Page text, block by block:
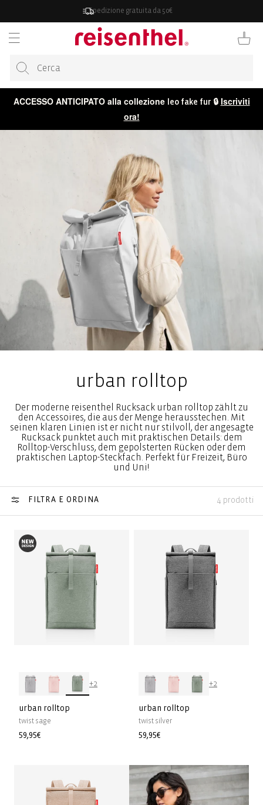
Spedizione gratuita da 50€
Carrello
ACCESSO ANTICIPATO alla collezione leo fake fur🔒 Iscriviti
ora!
urban rolltop
Der moderne reisenthel Rucksack urban rolltop zählt zu
den Accessoires, die aus der Menge herausstechen. Mit
seinen klaren Linien ist er nicht nur stilvoll, der angesagte
Rucksack punktet auch mit praktischen Details: dem
Rolltop-Verschluss, dem gepolsterten Rücken oder dem
praktischen Laptop-Steckfach. Perfekt für Freizeit, Büro
und Uni!
FILTRA E ORDINA 4 prodotti
+2
urban rolltop
twist sage
Prezzo
59,95€
+2
urban rolltop
twist silver
Prezzo
59,95€